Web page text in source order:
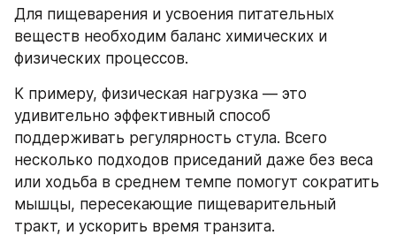
Для пищеварения и усвоения питательных
веществ необходим баланс химических и
физических процессов.
К примеру, физическая нагрузка — это
удивительно эффективный способ
поддерживать регулярность стула. Всего
несколько подходов приседаний даже без веса
или ходьба в среднем темпе помогут сократить
мышцы, пересекающие пищеварительный
тракт, и ускорить время транзита.